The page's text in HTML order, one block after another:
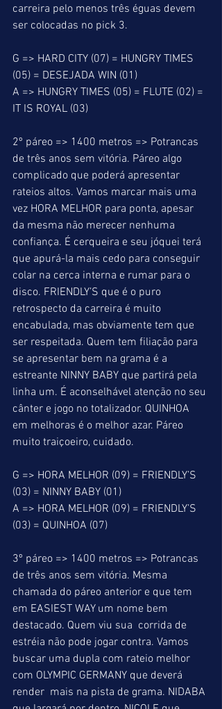
carreira pelo menos três éguas devem
ser colocadas no pick 3.
G => HARD CITY (07) = HUNGRY TIMES
(05) = DESEJADA WIN (01)
A => HUNGRY TIMES (05) = FLUTE (02) =
IT IS ROYAL (03)
2º páreo => 1400 metros => Potrancas
de três anos sem vitória. Páreo algo
complicado que poderá apresentar
rateios altos. Vamos marcar mais uma
vez HORA MELHOR para ponta, apesar
da mesma não merecer nenhuma
confiança. É cerqueira e seu jóquei terá
que apurá-la mais cedo para conseguir
colar na cerca interna e rumar para o
disco. FRIENDLY’S que é o puro
retrospecto da carreira é muito
encabulada, mas obviamente tem que
ser respeitada. Quem tem filiação para
se apresentar bem na grama é a
estreante NINNY BABY que partirá pela
linha um. É aconselhável atenção no seu
cânter e jogo no totalizador. QUINHOA
em melhoras é o melhor azar. Páreo
muito traiçoeiro, cuidado.
G => HORA MELHOR (09) = FRIENDLY’S
(03) = NINNY BABY (01)
A => HORA MELHOR (09) = FRIENDLY’S
(03) = QUINHOA (07)
3º páreo => 1400 metros => Potrancas
de três anos sem vitória. Mesma
chamada do páreo anterior e que tem
em EASIEST WAY um nome bem
destacado. Quem viu sua  corrida de
estréia não pode jogar contra. Vamos
buscar uma dupla com rateio melhor
com OLYMPIC GERMANY que deverá
render  mais na pista de grama. NIDABA